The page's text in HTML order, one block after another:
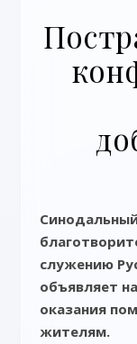
служению
объявляет
оказания
жителям.